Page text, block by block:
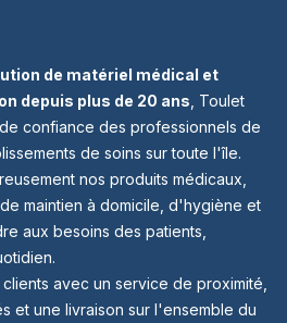
de matériel médical et
depuis plus de 20 ans , Toulet
confiance des professionnels de
de soins sur toute l'île.
nos produits médicaux,
maintien à domicile, d'hygiène et
aux besoins des patients,
avec un service de proximité,
et une livraison sur l'ensemble du